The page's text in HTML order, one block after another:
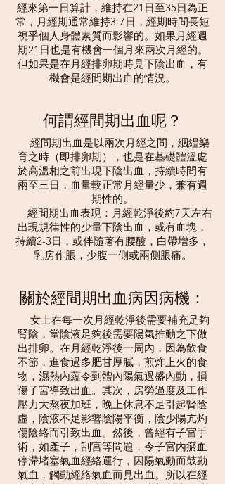
經來第一日算計，維持在21日至35日為正
常，月經期通常維持3-7日，經期時間長短
視乎個人身體素質而影響的。如果月經週
期21日也是有機會一個月來兩次月經的。
但如果是在月經排卵期時見下陰出血，有
機會是經間期出血的情況。
何謂經間期出血呢？
育之時（即排卵期），也是在基礎體溫處
於高溫相之前出現下陰出血，持續時間有
兩至三日，血量較正常月經量少，兼有週
期性的。
出現規律性的少量下陰出血，或有血塊，
持續2-3日，或伴隨著有腰酸，白帶增多，
乳房作脹，少腹一側或兩側脹痛。
關於經間期出血病因病機：
腎陰，當陰液足夠後需要陽氣推動之下做
出排卵。在月經乾淨後一周內，因為飲食
不節，進食過多肥甘厚膩，煎炸上火的食
物，濕熱內蘊令到體內陽氣過盛內動，損
傷子宮導致出血。其次，房勞過度及工作
壓力大熬夜加班，晚上休息不足引起腎陰
虛，陰液不足影響陰陽平衡，陰少陽亢灼
傷陰絡而引致出血。然後，曾經有子宮手
術，如產子，刮宮等問題，令子宮內瘀血
停滯堵塞氣血經絡運行，因陽氣動而鼓動
氣血，觸動經絡氣血而見出血。所以在經